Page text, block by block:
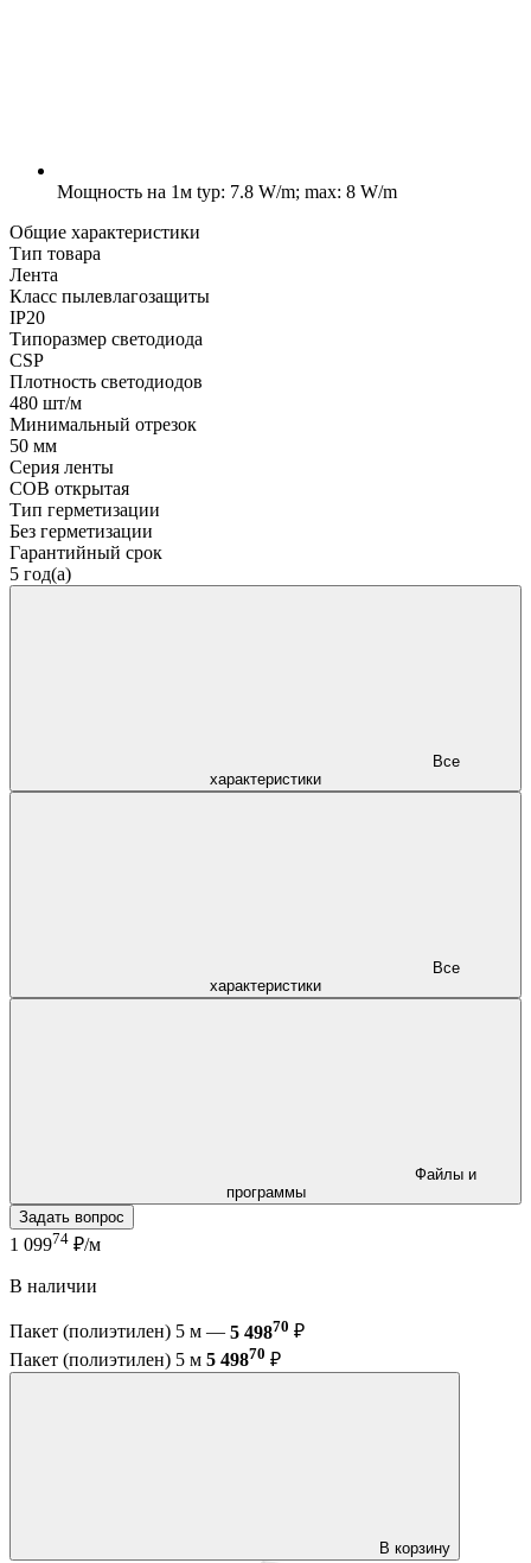
Мощность на 1м typ: 7.8 W/m; max: 8 W/m
Общие характеристики
Тип товара
Лента
Класс пылевлагозащиты
IP20
Типоразмер светодиода
CSP
Плотность светодиодов
480 шт/м
Минимальный отрезок
50 мм
Серия ленты
COB открытая
Тип герметизации
Без герметизации
Гарантийный срок
5 год(а)
характеристики
характеристики
программы
Задать вопрос
1 09974 ₽/м
В наличии
Пакет (полиэтилен) 5 м — 5 49870 ₽
Пакет (полиэтилен) 5 м 5 49870 ₽
В корзину